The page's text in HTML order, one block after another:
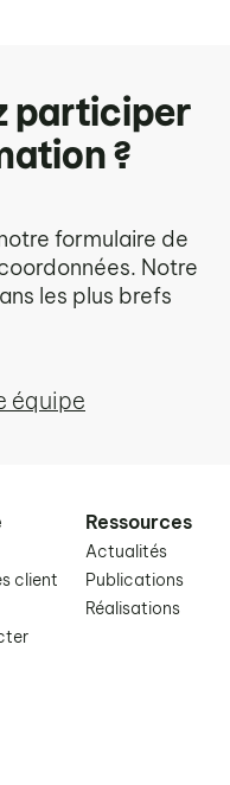
participer
?
formulaire de
Notre
les plus brefs
équipe
client
Ressources
Actualités
Publications
Réalisations